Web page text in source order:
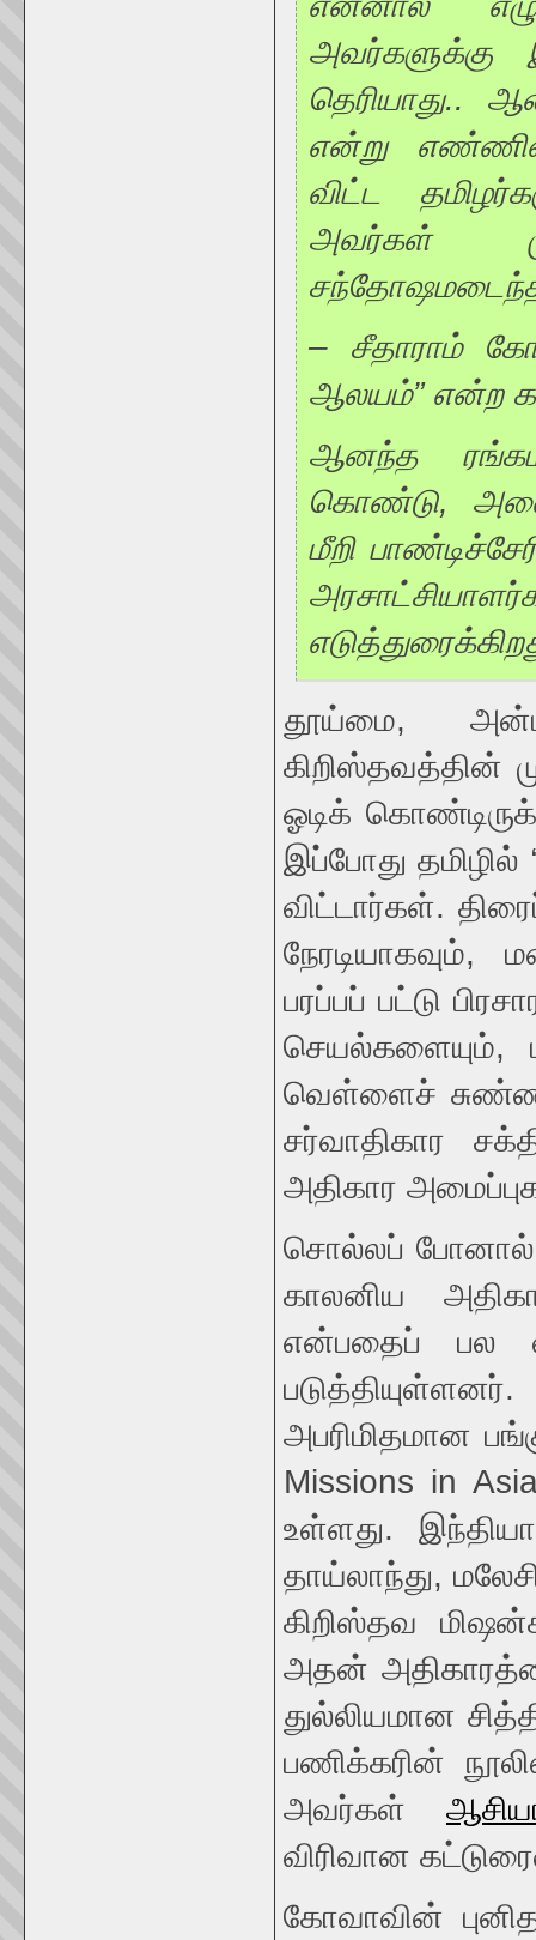
தெரியாது..
என்று
விட்ட
அவர்கள்
– சீதாராம்
ஆலயம்” என்ற
ஆனந்த
கொண்டு,
மீறி
தூய்மை,
கிறிஸ்தவத்தின்
ஓடிக்
இப்போது
விட்டார்கள்.
பரப்பப் பட்டு
செயல்களையும்,
வெள்ளைச்
சர்வாதிகார
அதிகார
சொல்லப் போனால்
காலனிய
என்பதைப் பல
அபரிமிதமான
Missions in
உள்ளது.
தாய்லாந்து,
கிறிஸ்தவ
அதன்
துல்லியமான
பணிக்கரின்
அவர்கள்
விரிவான
கோவாவின்